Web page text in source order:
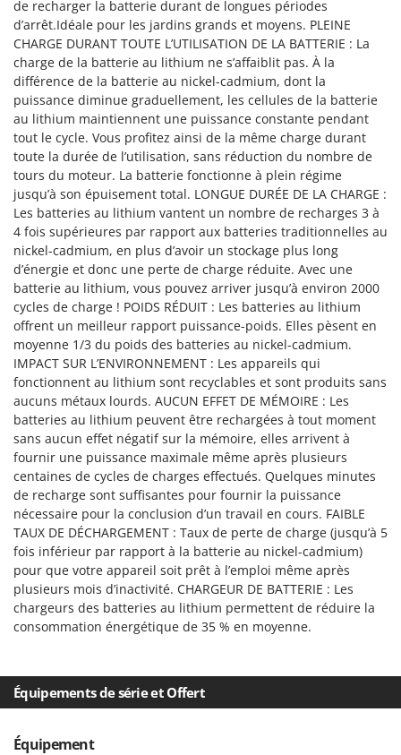
S
Scies à os
Scies à Ruban
Scies alternatives à batterie
Scies de jardin télescopiques
Sécateurs électriques à batterie
Sécateurs et Échenilloirs manuels
Sécateurs pneumatiques
Semoirs et Épandeurs d'engrais
Socs pour tracteur
Souffleurs aspirateurs pour Feuilles
Soufreuses - Poudreuses à dos
Soufreuses - Poudreuses pour tracteur
T
Taille-haies
Taille-haies à bras pour tracteur
Tarières
Tondeuses à Gazon
Tondeuses autoportées
Tondeuses débroussailleuses thermiques
Trancheuses
Trancheuses de sol
Transpalettes
Treuils de débardage
V
Vêtements de Sécurité
Imperia
Infaco
Intec
Intex
Italyco
ITM
J JOLLY ITALIA
K
KAAZ
Karcher
Kasco
Kemper
Keter
KitchenAid
Komo
L
Laica
Lampacrescia - MGM
Landxcape
LAR Casalinghi
Lavor
Linea VZ
Lisam
M
M.A.I.BO.
Macom
de recharger la batterie durant de longues périodes
d’arrêt.Idéale pour les jardins grands et moyens. PLEINE
CHARGE DURANT TOUTE L’UTILISATION DE LA BATTERIE : La
charge de la batterie au lithium ne s’affaiblit pas. À la
différence de la batterie au nickel-cadmium, dont la
puissance diminue graduellement, les cellules de la batterie
au lithium maintiennent une puissance constante pendant
tout le cycle. Vous profitez ainsi de la même charge durant
toute la durée de l’utilisation, sans réduction du nombre de
tours du moteur. La batterie fonctionne à plein régime
jusqu’à son épuisement total. LONGUE DURÉE DE LA CHARGE :
Les batteries au lithium vantent un nombre de recharges 3 à
4 fois supérieures par rapport aux batteries traditionnelles au
nickel-cadmium, en plus d’avoir un stockage plus long
d’énergie et donc une perte de charge réduite. Avec une
batterie au lithium, vous pouvez arriver jusqu’à environ 2000
cycles de charge ! POIDS RÉDUIT : Les batteries au lithium
offrent un meilleur rapport puissance-poids. Elles pèsent en
moyenne 1/3 du poids des batteries au nickel-cadmium.
IMPACT SUR L’ENVIRONNEMENT : Les appareils qui
fonctionnent au lithium sont recyclables et sont produits sans
aucuns métaux lourds. AUCUN EFFET DE MÉMOIRE : Les
batteries au lithium peuvent être rechargées à tout moment
sans aucun effet négatif sur la mémoire, elles arrivent à
fournir une puissance maximale même après plusieurs
centaines de cycles de charges effectués. Quelques minutes
de recharge sont suffisantes pour fournir la puissance
nécessaire pour la conclusion d’un travail en cours. FAIBLE
TAUX DE DÉCHARGEMENT : Taux de perte de charge (jusqu’à 5
fois inférieur par rapport à la batterie au nickel-cadmium)
pour que votre appareil soit prêt à l’emploi même après
plusieurs mois d’inactivité. CHARGEUR DE BATTERIE : Les
chargeurs des batteries au lithium permettent de réduire la
consommation énergétique de 35 % en moyenne.
Équipements de série et Offert
Équipement